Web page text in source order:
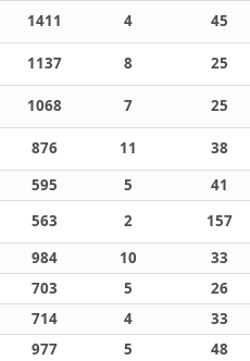
1411 4
45
1137 8
25
1068 7
25
876 11
38
595 5
41
563 2
157
984 10
33
703 5
26
714 4
33
977 5
48